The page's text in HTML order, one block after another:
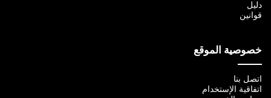
دليل
قوانين
خصوصية الموقع
اتصل بنا
اتفاقية الإستخدام